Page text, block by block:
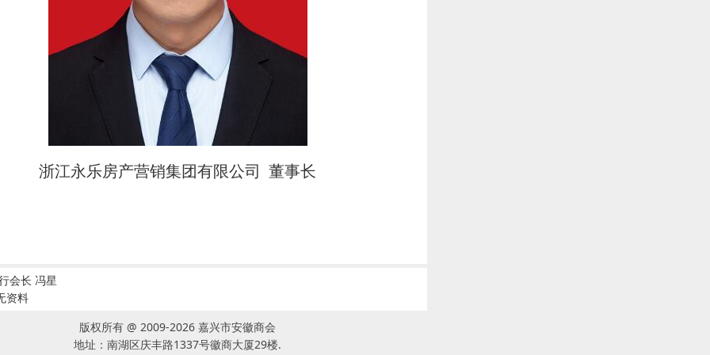
浙江永乐房产营销集团有限公司 董事长
会长 冯星
资料
版权所有 @ 2009-2026 嘉兴市安徽商会
地址：南湖区庆丰路1337号徽商大厦29楼.